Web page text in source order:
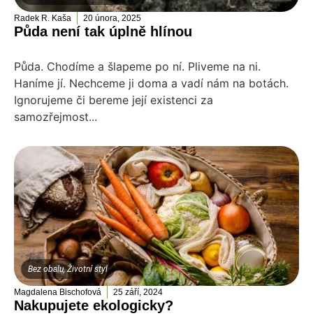
Radek R. Kaša 20 února, 2025
Půda není tak úplně hlínou
Půda. Chodíme a šlapeme po ní. Pliveme na ni.
Haníme jí. Nechceme ji doma a vadí nám na botách.
Ignorujeme či bereme její existenci za
samozřejmost...
Bez obalu,Životní styl
Magdalena Bischofová 25 září, 2024
Nakupujete ekologicky?